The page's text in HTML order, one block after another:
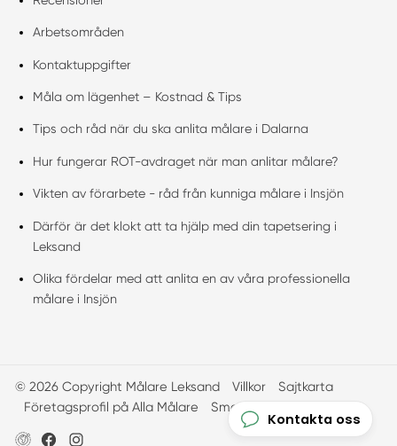
Arbetsområden
Kontaktuppgifter
Måla om lägenhet – Kostnad & Tips
Tips och råd när du ska anlita målare i Dalarna
Hur fungerar ROT-avdraget när man anlitar målare?
Vikten av förarbete - råd från kunniga målare i Insjön
Därför är det klokt att ta hjälp med din tapetsering i
Leksand
Olika fördelar med att anlita en av våra professionella
målare i Insjön
© 2026 Copyright Målare Leksand Villkor
Sajtkarta
Företagsprofil på Alla Målare
Smartproduktion
Kontakta oss